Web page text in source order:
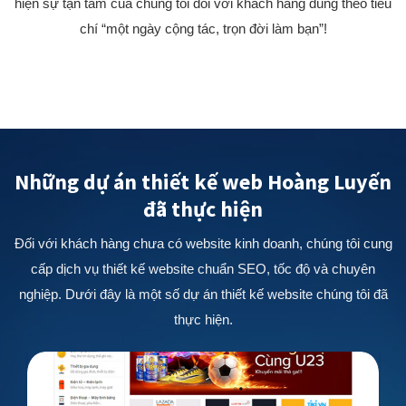
hiện sự tận tâm của chúng tôi đối với khách hàng đúng theo tiêu
chí “một ngày cộng tác, trọn đời làm bạn”!
Những dự án thiết kế web Hoàng Luyến
đã thực hiện
Đối với khách hàng chưa có website kinh doanh, chúng tôi cung
cấp dịch vụ thiết kế website chuẩn SEO, tốc độ và chuyên
nghiệp. Dưới đây là một số dự án thiết kế website chúng tôi đã
thực hiện.